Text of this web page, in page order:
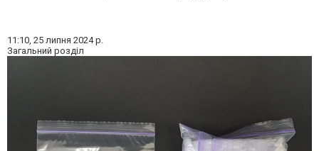
11:10, 25 липня 2024 р.
Загальний розділ